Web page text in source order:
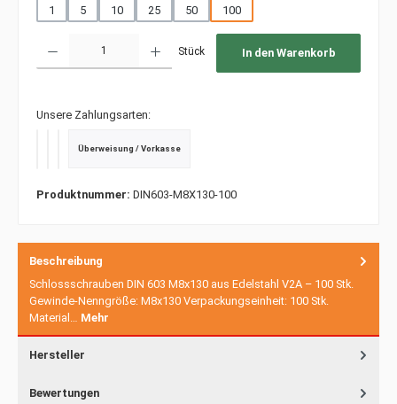
1
5 10 25 50 100
Stück In den Warenkorb
Unsere Zahlungsarten:
Überweisung / Vorkasse
Produktnummer: DIN603-M8X130-100
Beschreibung
Schlossschrauben DIN 603 M8x130 aus Edelstahl V2A – 100 Stk.
Gewinde-Nenngröße: M8x130 Verpackungseinheit: 100 Stk.
Material… Mehr
Hersteller
Bewertungen